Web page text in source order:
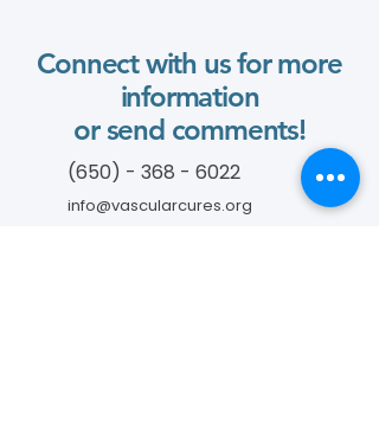
Connect with us for more
information
or send comments!
(650) - 368 - 6022
info@vascularcures.org